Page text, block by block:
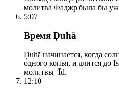
молитва Фаджр была бы
5:07
Время Ḍuhā
Ḍuhā начинается, когда
одного копья, и длится до
молитвы ʿĪd.
12:10